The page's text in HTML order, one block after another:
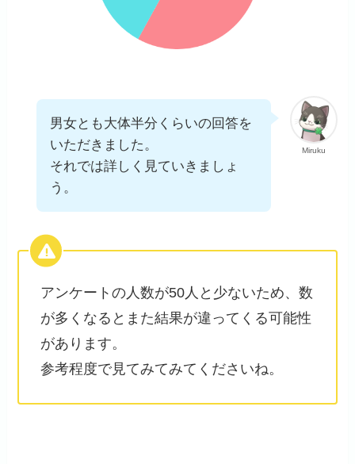
Miruku
男女とも大体半分くらいの回答を
いただきました。
それでは詳しく見ていきましょ
う。
アンケートの人数が50人と少ないため、数
が多くなるとまた結果が違ってくる可能性
があります。
参考程度で見てみてみてくださいね。